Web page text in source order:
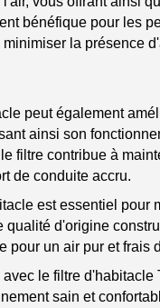
bénéfique pour les
la présence
peut également
ainsi son
filtre contribue à
de conduite accru.
est essentiel pour
d'origine
pour un air pur et frais
le filtre d'habitacle
sain et